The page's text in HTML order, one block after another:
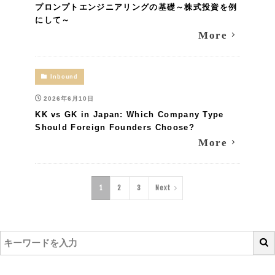
プロンプトエンジニアリングの基礎～株式投資を例
にして～
More
Inbound
2026年6月10日
KK vs GK in Japan: Which Company Type
Should Foreign Founders Choose?
More
1 2 3 Next